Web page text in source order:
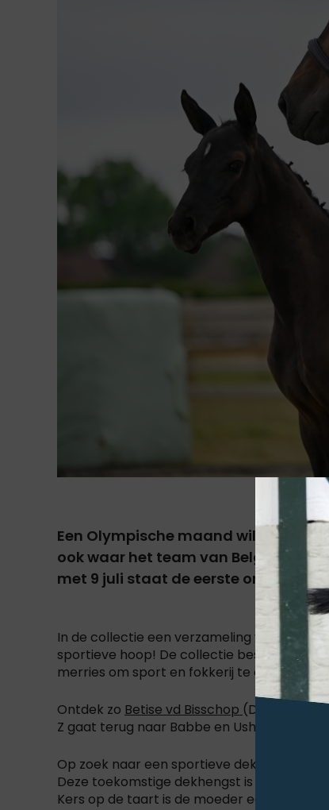
Een Olympische maand wil
ook waar het team van Belgian
met 9 juli staat de eerste online
In de collectie een verzameling van
sportieve hoop! De collectie bestaat uit 24
merries om sport en fokkerij te
Ontdek zo Betise vd Bisschop (Dominator x
Z gaat terug naar Babbe en Usha van 't
Op zoek naar een sportieve dekhengst?
Deze toekomstige dekhengst is een zoon
Kers op de taart is de moeder een volle zus